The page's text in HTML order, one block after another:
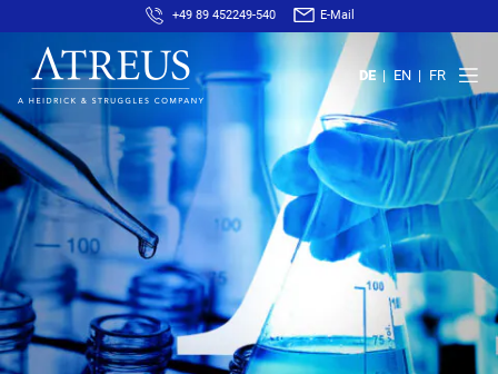
+49 89 452249-540 E-Mail
DE EN FR